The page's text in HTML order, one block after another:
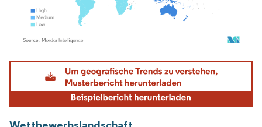
Bild © Mordor Intelligence. Wiederverwendung erfordert Namensnennung gemäß